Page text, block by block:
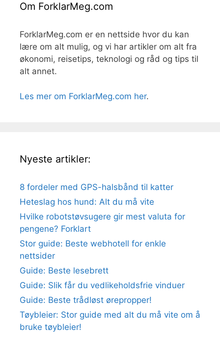
Om ForklarMeg.com
ForklarMeg.com er en nettside hvor du kan
lære om alt mulig, og vi har artikler om alt fra
økonomi, reisetips, teknologi og råd og tips til
alt annet.
Les mer om ForklarMeg.com her.
Nyeste artikler:
8 fordeler med GPS-halsbånd til katter
Heteslag hos hund: Alt du må vite
Hvilke robotstøvsugere gir mest valuta for
pengene? Forklart
Stor guide: Beste webhotell for enkle
nettsider
Guide: Beste lesebrett
Guide: Slik får du vedlikeholdsfrie vinduer
Guide: Beste trådløst ørepropper!
Tøybleier: Stor guide med alt du må vite om å
bruke tøybleier!